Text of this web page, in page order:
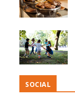
SOCIAL